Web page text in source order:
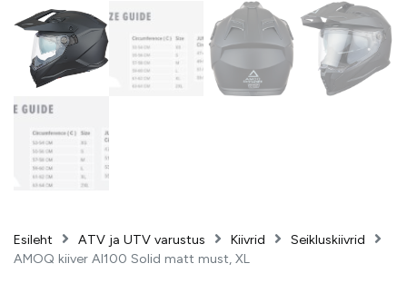
Esileht ATV ja UTV varustus Kiivrid
Seikluskiivrid
AMOQ kiiver AI100 Solid matt must, XL